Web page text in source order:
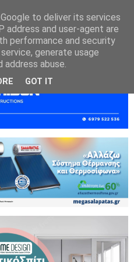
to deliver its services
address and user-agent are
performance and security
generate usage
abuse.
GOT IT